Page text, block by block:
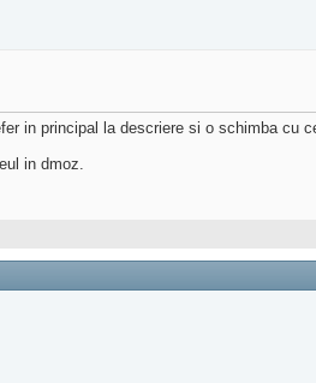
in principal la descriere si o schimba cu
in dmoz.